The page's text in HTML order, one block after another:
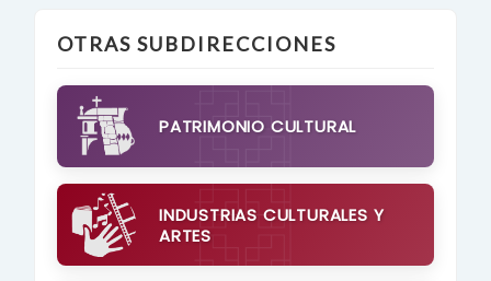
OTRAS SUBDIRECCIONES
PATRIMONIO CULTURAL
INDUSTRIAS CULTURALES Y
ARTES